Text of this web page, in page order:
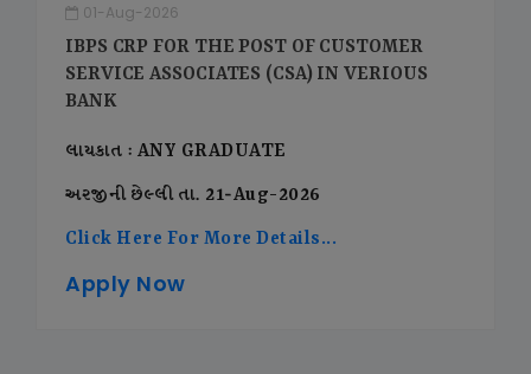
01-Aug-2026
IBPS CRP FOR THE POST OF CUSTOMER
SERVICE ASSOCIATES (CSA) IN VERIOUS
BANK
લાયકાત : ANY GRADUATE
અરજીની છેલ્લી તા. 21-Aug-2026
Click Here For More Details...
Apply Now